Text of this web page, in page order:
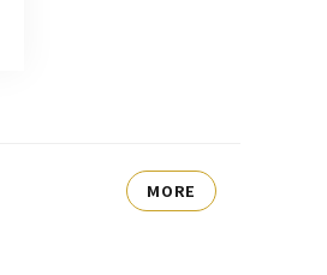
MORE